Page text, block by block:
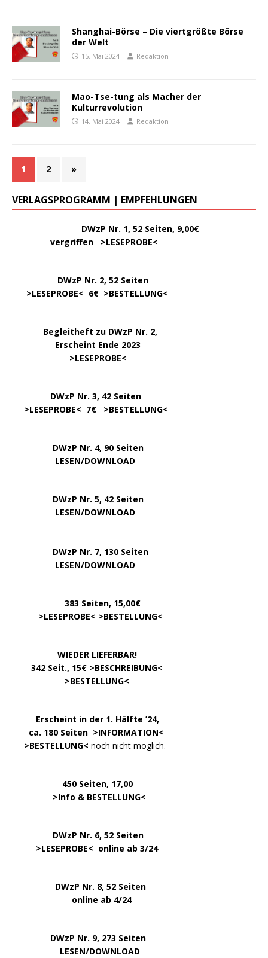
Shanghai-Börse – Die viertgrößte Börse
der Welt
15. Mai 2024 Redaktion
Mao-Tse-tung als Macher der
Kulturrevolution
14. Mai 2024 Redaktion
1 2 »
VERLAGSPROGRAMM | EMPFEHLUNGEN
DWzP Nr. 1, 52 Seiten, 9,00€
vergriffen >LESEPROBE<
DWzP Nr. 2, 52 Seiten
>LESEPROBE< 6€ >BESTELLUNG<
Begleitheft zu DWzP Nr. 2,
Erscheint Ende 2023
>LESEPROBE<
DWzP Nr. 3, 42 Seiten
>LESEPROBE< 7€ >BESTELLUNG<
DWzP Nr. 4, 90 Seiten
LESEN/DOWNLOAD
DWzP Nr. 5, 42 Seiten
LESEN/DOWNLOAD
DWzP Nr. 7, 130 Seiten
LESEN/DOWNLOAD
383 Seiten, 15,00€
>LESEPROBE< >BESTELLUNG<
WIEDER LIEFERBAR!
342 Seit., 15€ >BESCHREIBUNG<
>BESTELLUNG<
Erscheint in der 1. Hälfte ’24,
ca. 180 Seiten >INFORMATION<
>BESTELLUNG< noch nicht möglich.
450 Seiten, 17,00
>Info & BESTELLUNG<
DWzP Nr. 6, 52 Seiten
>LESEPROBE< online ab 3/24
DWzP Nr. 8, 52 Seiten
online ab 4/24
DWzP Nr. 9, 273 Seiten
LESEN/DOWNLOAD